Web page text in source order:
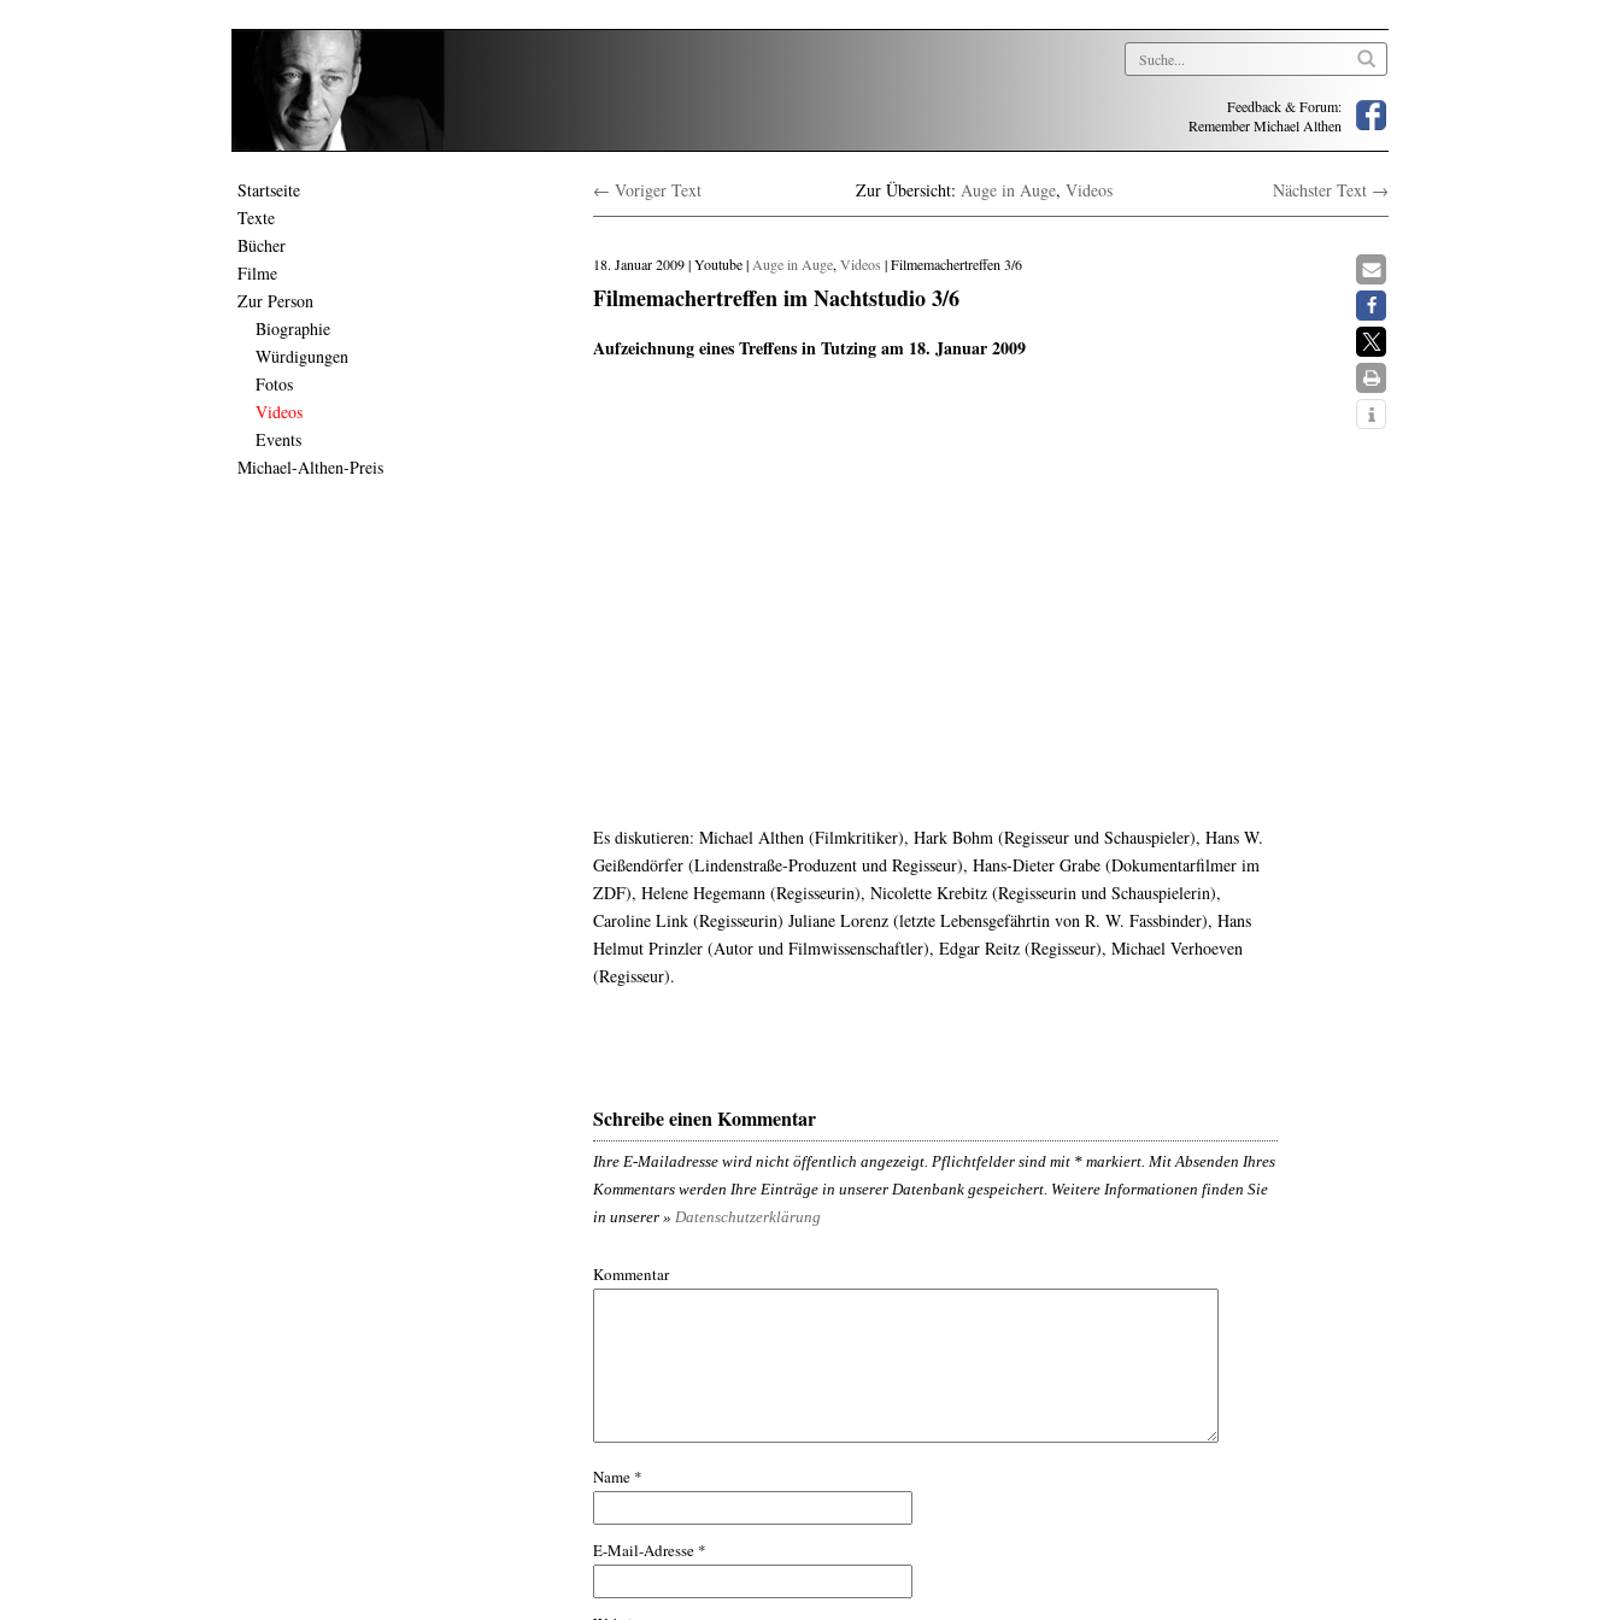
Feedback & Forum:
Remember Michael Althen
Startseite
Texte
Bücher
Filme
Zur Person
Biographie
Würdigungen
Fotos
Videos
Events
Michael-Althen-Preis
← Voriger Text Zur Übersicht: Auge in Auge, Videos Nächster Text →
18. Januar 2009 | Youtube | Auge in Auge, Videos | Filmemachertreffen 3/6
Filmemachertreffen im Nachtstudio 3/6
Aufzeichnung eines Treffens in Tutzing am 18. Januar 2009
Es diskutieren: Michael Althen (Filmkritiker), Hark Bohm (Regisseur und Schauspieler), Hans W.
Geißendörfer (Lindenstraße-Produzent und Regisseur), Hans-Dieter Grabe (Dokumentarfilmer im
ZDF), Helene Hegemann (Regisseurin), Nicolette Krebitz (Regisseurin und Schauspielerin),
Caroline Link (Regisseurin) Juliane Lorenz (letzte Lebensgefährtin von R. W. Fassbinder), Hans
Helmut Prinzler (Autor und Filmwissenschaftler), Edgar Reitz (Regisseur), Michael Verhoeven
(Regisseur).
Schreibe einen Kommentar
Ihre E-Mailadresse wird nicht öffentlich angezeigt. Pflichtfelder sind mit * markiert. Mit Absenden Ihres
Kommentars werden Ihre Einträge in unserer Datenbank gespeichert. Weitere Informationen finden Sie
in unserer » Datenschutzerklärung
Kommentar
Name *
E-Mail-Adresse *